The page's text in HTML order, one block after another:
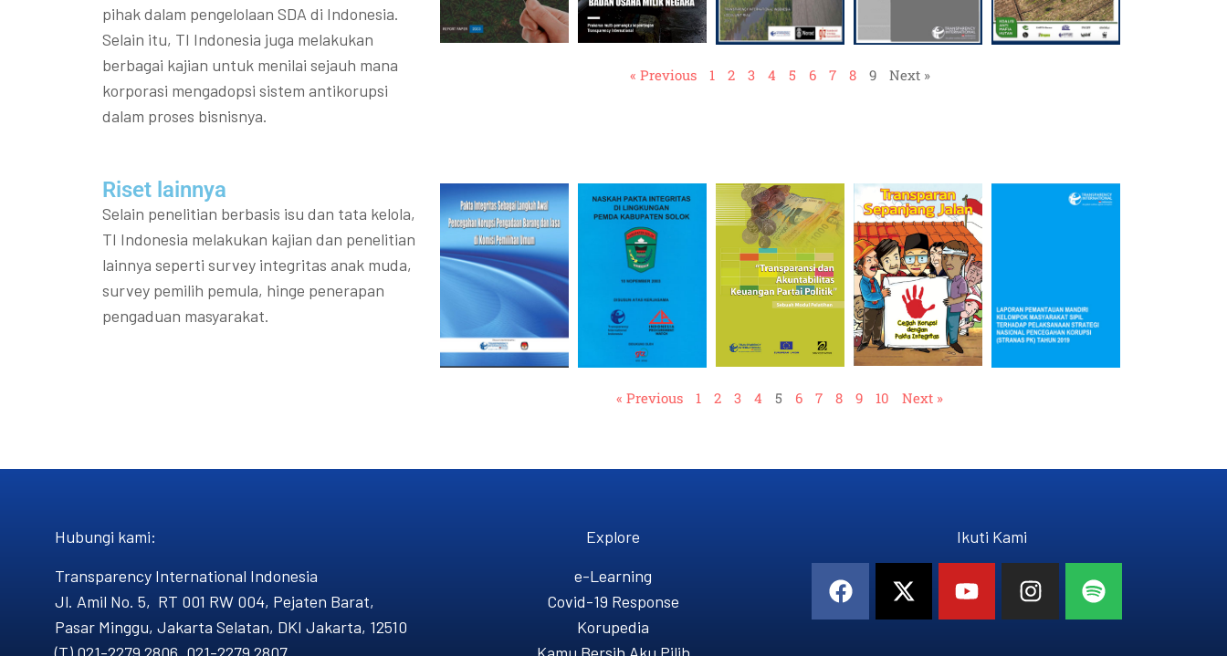
pihak dalam pengelolaan SDA di Indonesia.
Selain itu, TI Indonesia juga melakukan
berbagai kajian untuk menilai sejauh mana
korporasi mengadopsi sistem antikorupsi
dalam proses bisnisnya.
« Previous 1 2 3 4 5 6 7 8 9 Next »
Riset lainnya​​
Selain penelitian berbasis isu dan tata kelola,
TI Indonesia melakukan kajian dan penelitian
lainnya seperti survey integritas anak muda,
survey pemilih pemula, hinge penerapan
pengaduan masyarakat.
« Previous 1 2 3 4 5 6 7 8 9 10 Next »
Hubungi kami​:
Transparency International Indonesia
Jl. Amil No. 5, RT 001 RW 004, Pejaten Barat,
Pasar Minggu, Jakarta Selatan, DKI Jakarta, 12510
Explore
e-Learning
Covid-19 Response
Korupedia
Ikuti Kami